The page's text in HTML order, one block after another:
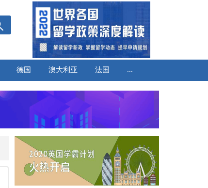
德国 澳大利亚 法国 ...